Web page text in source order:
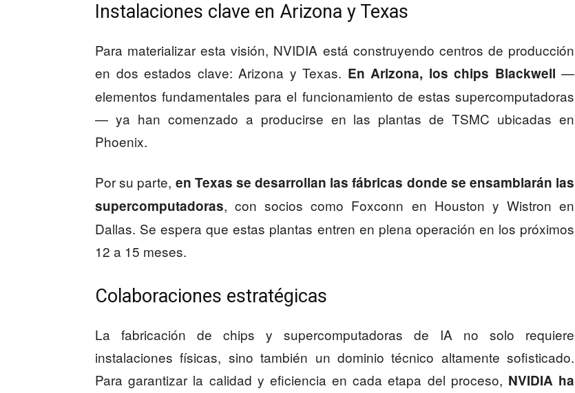
Instalaciones clave en Arizona y Texas
Para materializar esta visión, NVIDIA está construyendo centros de producción
en dos estados clave: Arizona y Texas. En Arizona, los chips Blackwell —
elementos fundamentales para el funcionamiento de estas supercomputadoras
— ya han comenzado a producirse en las plantas de TSMC ubicadas en
Phoenix.
Por su parte, en Texas se desarrollan las fábricas donde se ensamblarán las
supercomputadoras, con socios como Foxconn en Houston y Wistron en
Dallas. Se espera que estas plantas entren en plena operación en los próximos
12 a 15 meses.
Colaboraciones estratégicas
La fabricación de chips y supercomputadoras de IA no solo requiere
instalaciones físicas, sino también un dominio técnico altamente sofisticado.
Para garantizar la calidad y eficiencia en cada etapa del proceso, NVIDIA ha